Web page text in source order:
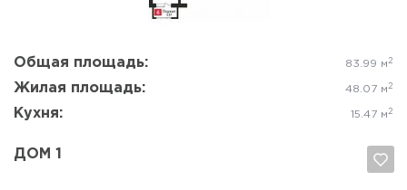
Общая площадь: 83.99 м 2
Жилая площадь: 48.07 м 2
Кухня: 15.47 м 2
ДОМ 1